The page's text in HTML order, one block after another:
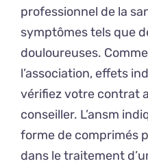
professionnel de la
symptômes tels que
douloureuses.
l’association, effets
vérifiez votre contrat
conseiller. L’ansm
forme de comprimés
dans le traitement